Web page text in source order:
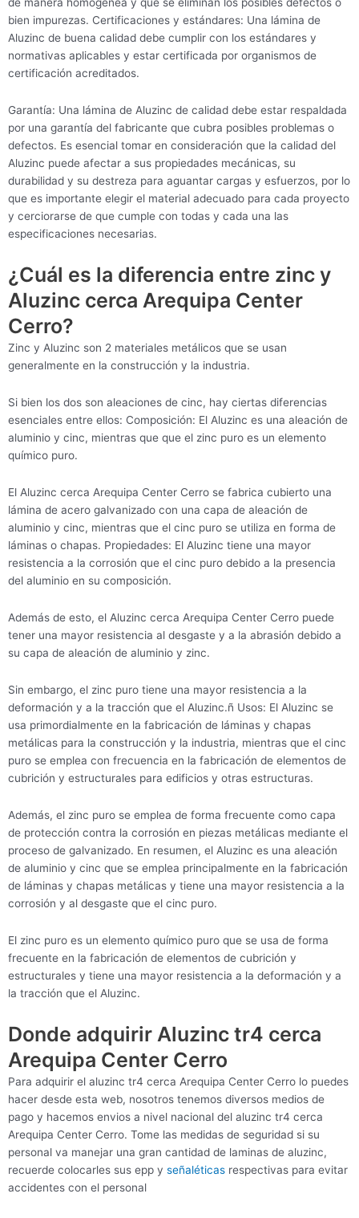
de manera homogénea y que se eliminan los posibles defectos o
bien impurezas. Certificaciones y estándares: Una lámina de
Aluzinc de buena calidad debe cumplir con los estándares y
normativas aplicables y estar certificada por organismos de
certificación acreditados.
Garantía: Una lámina de Aluzinc de calidad debe estar respaldada
por una garantía del fabricante que cubra posibles problemas o
defectos. Es esencial tomar en consideración que la calidad del
Aluzinc puede afectar a sus propiedades mecánicas, su
durabilidad y su destreza para aguantar cargas y esfuerzos, por lo
que es importante elegir el material adecuado para cada proyecto
y cerciorarse de que cumple con todas y cada una las
especificaciones necesarias.
¿Cuál es la diferencia entre zinc y
Aluzinc cerca Arequipa Center
Cerro?
Zinc y Aluzinc son 2 materiales metálicos que se usan
generalmente en la construcción y la industria.
Si bien los dos son aleaciones de cinc, hay ciertas diferencias
esenciales entre ellos: Composición: El Aluzinc es una aleación de
aluminio y cinc, mientras que que el zinc puro es un elemento
químico puro.
El Aluzinc cerca Arequipa Center Cerro se fabrica cubierto una
lámina de acero galvanizado con una capa de aleación de
aluminio y cinc, mientras que el cinc puro se utiliza en forma de
láminas o chapas. Propiedades: El Aluzinc tiene una mayor
resistencia a la corrosión que el cinc puro debido a la presencia
del aluminio en su composición.
Además de esto, el Aluzinc cerca Arequipa Center Cerro puede
tener una mayor resistencia al desgaste y a la abrasión debido a
su capa de aleación de aluminio y zinc.
Sin embargo, el zinc puro tiene una mayor resistencia a la
deformación y a la tracción que el Aluzinc.ñ Usos: El Aluzinc se
usa primordialmente en la fabricación de láminas y chapas
metálicas para la construcción y la industria, mientras que el cinc
puro se emplea con frecuencia en la fabricación de elementos de
cubrición y estructurales para edificios y otras estructuras.
Además, el zinc puro se emplea de forma frecuente como capa
de protección contra la corrosión en piezas metálicas mediante el
proceso de galvanizado. En resumen, el Aluzinc es una aleación
de aluminio y cinc que se emplea principalmente en la fabricación
de láminas y chapas metálicas y tiene una mayor resistencia a la
corrosión y al desgaste que el cinc puro.
El zinc puro es un elemento químico puro que se usa de forma
frecuente en la fabricación de elementos de cubrición y
estructurales y tiene una mayor resistencia a la deformación y a
la tracción que el Aluzinc.
Donde adquirir Aluzinc tr4 cerca
Arequipa Center Cerro
Para adquirir el aluzinc tr4 cerca Arequipa Center Cerro lo puedes
hacer desde esta web, nosotros tenemos diversos medios de
pago y hacemos envios a nivel nacional del aluzinc tr4 cerca
Arequipa Center Cerro. Tome las medidas de seguridad si su
personal va manejar una gran cantidad de laminas de aluzinc,
recuerde colocarles sus epp y señaléticas respectivas para evitar
accidentes con el personal